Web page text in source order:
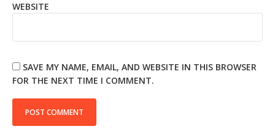
WEBSITE
SAVE MY NAME, EMAIL, AND WEBSITE IN THIS BROWSER
FOR THE NEXT TIME I COMMENT.